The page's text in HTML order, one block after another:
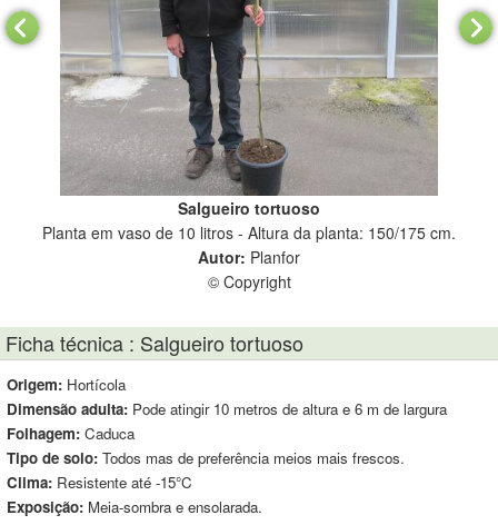
Salgueiro tortuoso
Planta em vaso de 10 litros - Altura da planta: 150/175 cm.
Autor: Planfor
© Copyright
Ficha técnica : Salgueiro tortuoso
Origem: Hortícola
Dimensão adulta: Pode atingir 10 metros de altura e 6 m de largura
Folhagem: Caduca
Tipo de solo: Todos mas de preferência meios mais frescos.
Clima: Resistente até -15°C
Exposição: Meia-sombra e ensolarada.